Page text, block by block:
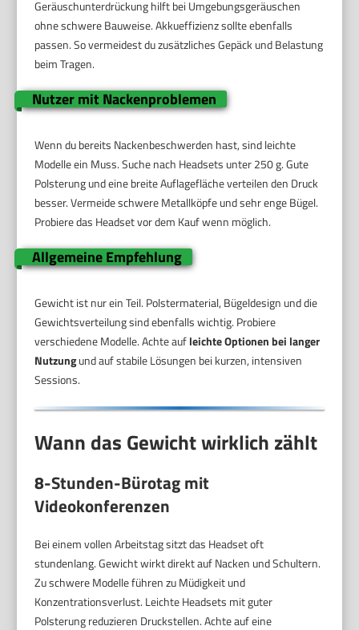
Geräuschunterdrückung hilft bei Umgebungsgeräuschen
ohne schwere Bauweise. Akkueffizienz sollte ebenfalls
passen. So vermeidest du zusätzliches Gepäck und Belastung
beim Tragen.
Nutzer mit Nackenproblemen
Wenn du bereits Nackenbeschwerden hast, sind leichte
Modelle ein Muss. Suche nach Headsets unter 250 g. Gute
Polsterung und eine breite Auflagefläche verteilen den Druck
besser. Vermeide schwere Metallköpfe und sehr enge Bügel.
Probiere das Headset vor dem Kauf wenn möglich.
Allgemeine Empfehlung
Gewicht ist nur ein Teil. Polstermaterial, Bügeldesign und die
Gewichtsverteilung sind ebenfalls wichtig. Probiere
verschiedene Modelle. Achte aufleichte Optionen bei langer
Nutzungund auf stabile Lösungen bei kurzen, intensiven
Sessions.
Wann das Gewicht wirklich zählt
8-Stunden-Bürotag mit
Videokonferenzen
Bei einem vollen Arbeitstag sitzt das Headset oft
stundenlang. Gewicht wirkt direkt auf Nacken und Schultern.
Zu schwere Modelle führen zu Müdigkeit und
Konzentrationsverlust. Leichte Headsets mit guter
Polsterung reduzieren Druckstellen. Achte auf eine